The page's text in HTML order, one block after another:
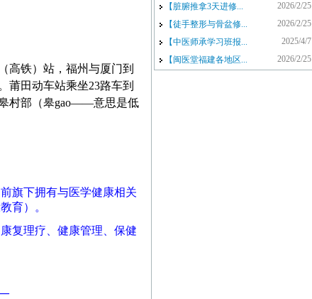
高铁）站，福州与厦门到
莆田动车站乘坐23路车到
村部（皋gao——意思是低
旗下拥有与医学健康相关
育）。
复理疗、健康管理、保健
【脏腑推拿3天进修...
2026/2/25
【徒手整形与骨盆修...
2026/2/25
【中医师承学习班报...
2025/4/7
【闽医堂福建各地区...
2026/2/25